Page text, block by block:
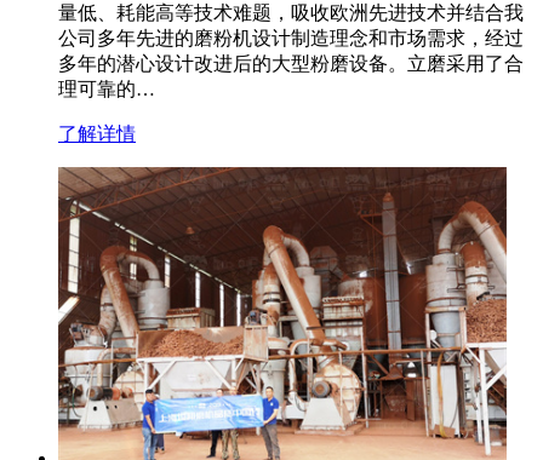
量低、耗能高等技术难题，吸收欧洲先进技术并结合我
公司多年先进的磨粉机设计制造理念和市场需求，经过
多年的潜心设计改进后的大型粉磨设备。立磨采用了合
理可靠的…
了解详情